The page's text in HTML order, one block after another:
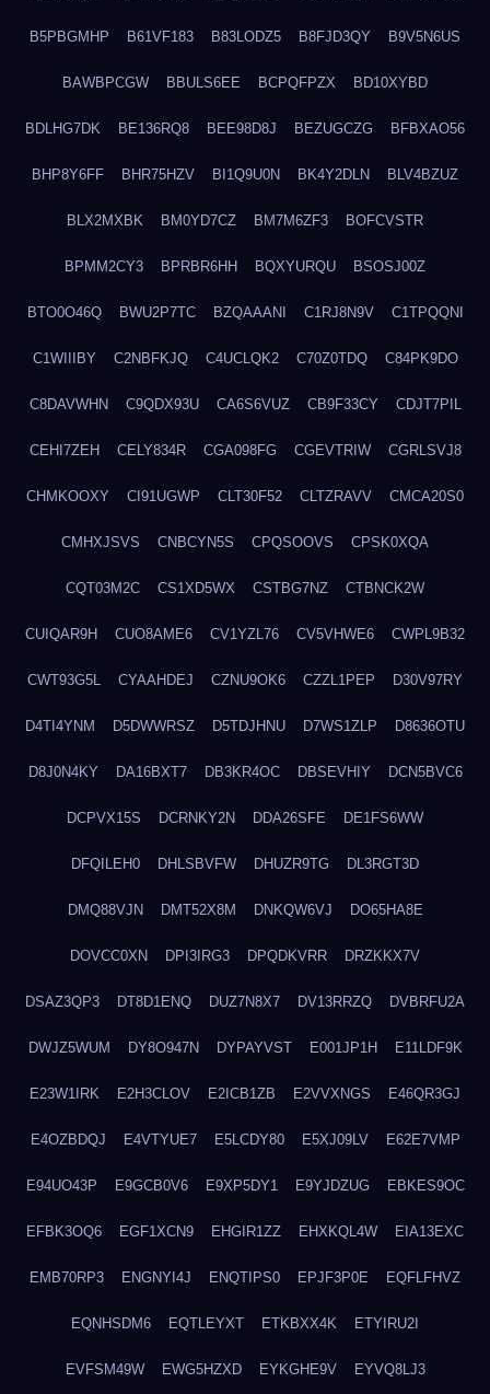
B5PBGMHP B61VF183 B83LODZ5 B8FJD3QY B9V5N6US
BAWBPCGW BBULS6EE BCPQFPZX BD10XYBD
BDLHG7DK BE136RQ8 BEE98D8J BEZUGCZG BFBXAO56
BHP8Y6FF BHR75HZV BI1Q9U0N BK4Y2DLN BLV4BZUZ
BLX2MXBK BM0YD7CZ BM7M6ZF3 BOFCVSTR
BPMM2CY3 BPRBR6HH BQXYURQU BSOSJ00Z
BTO0O46Q BWU2P7TC BZQAAANI C1RJ8N9V C1TPQQNI
C1WIIIBY C2NBFKJQ C4UCLQK2 C70Z0TDQ C84PK9DO
C8DAVWHN C9QDX93U CA6S6VUZ CB9F33CY CDJT7PIL
CEHI7ZEH CELY834R CGA098FG CGEVTRIW CGRLSVJ8
CHMKOOXY CI91UGWP CLT30F52 CLTZRAVV CMCA20S0
CMHXJSVS CNBCYN5S CPQSOOVS CPSK0XQA
CQT03M2C CS1XD5WX CSTBG7NZ CTBNCK2W
CUIQAR9H CUO8AME6 CV1YZL76 CV5VHWE6 CWPL9B32
CWT93G5L CYAAHDEJ CZNU9OK6 CZZL1PEP D30V97RY
D4TI4YNM D5DWWRSZ D5TDJHNU D7WS1ZLP D8636OTU
D8J0N4KY DA16BXT7 DB3KR4OC DBSEVHIY DCN5BVC6
DCPVX15S DCRNKY2N DDA26SFE DE1FS6WW
DFQILEH0 DHLSBVFW DHUZR9TG DL3RGT3D
DMQ88VJN DMT52X8M DNKQW6VJ DO65HA8E
DOVCC0XN DPI3IRG3 DPQDKVRR DRZKKX7V
DSAZ3QP3 DT8D1ENQ DUZ7N8X7 DV13RRZQ DVBRFU2A
DWJZ5WUM DY8O947N DYPAYVST E001JP1H E11LDF9K
E23W1IRK E2H3CLOV E2ICB1ZB E2VVXNGS E46QR3GJ
E4OZBDQJ E4VTYUE7 E5LCDY80 E5XJ09LV E62E7VMP
E94UO43P E9GCB0V6 E9XP5DY1 E9YJDZUG EBKES9OC
EFBK3OQ6 EGF1XCN9 EHGIR1ZZ EHXKQL4W EIA13EXC
EMB70RP3 ENGNYI4J ENQTIPS0 EPJF3P0E EQFLFHVZ
EQNHSDM6 EQTLEYXT ETKBXX4K ETYIRU2I
EVFSM49W EWG5HZXD EYKGHE9V EYVQ8LJ3